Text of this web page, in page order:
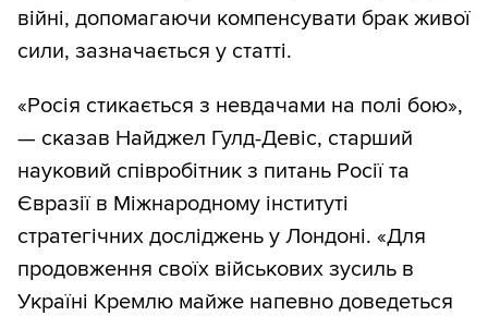
війні, допомагаючи компенсувати брак живої
сили, зазначається у статті.
«Росія стикається з невдачами на полі бою»,
— сказав Найджел Гулд-Девіс, старший
науковий співробітник з питань Росії та
Євразії в Міжнародному інституті
стратегічних досліджень у Лондоні. «Для
продовження своїх військових зусиль в
Україні Кремлю майже напевно доведеться